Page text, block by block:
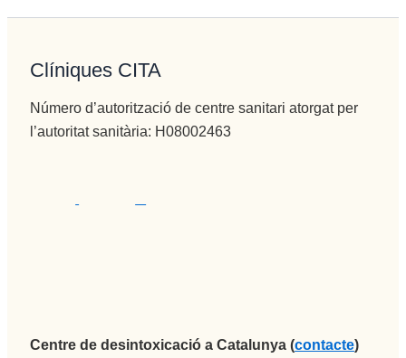
Clíniques CITA
Número d’autorització de centre sanitari atorgat per
l’autoritat sanitària: H08002463
Centre de desintoxicació a Catalunya (contacte)